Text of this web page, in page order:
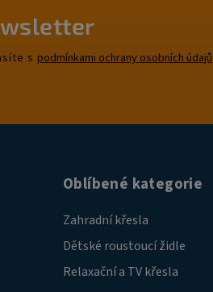
s podmínkami ochrany osobních údajů
Oblíbené kategorie
Zahradní křesla
Dětské roustoucí židle
Relaxační a TV křesla